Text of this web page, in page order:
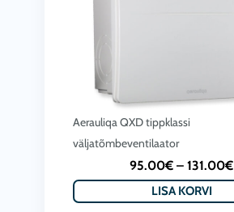
Aerauliqa QXD tippklassi
väljatõmbeventilaator
95.00€ – 131.00€P
LISA KORVI